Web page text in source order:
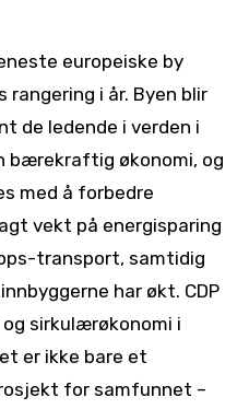
europeiske by
rangering i år. Byen blir
de ledende i verden i
bærekraftig økonomi, og
med å forbedre
vekt på energisparing
transport, samtidig
har økt. CDP
sirkulærøkonomi i
er ikke bare et
for samfunnet –